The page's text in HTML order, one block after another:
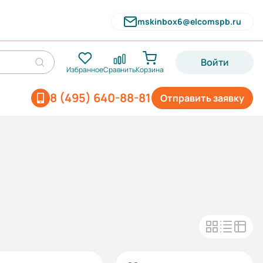
mskinbox6@elcomspb.ru
ИзбранноеСравнитьКорзина
Войти
Отправить заявку
8 (495) 640-88-81